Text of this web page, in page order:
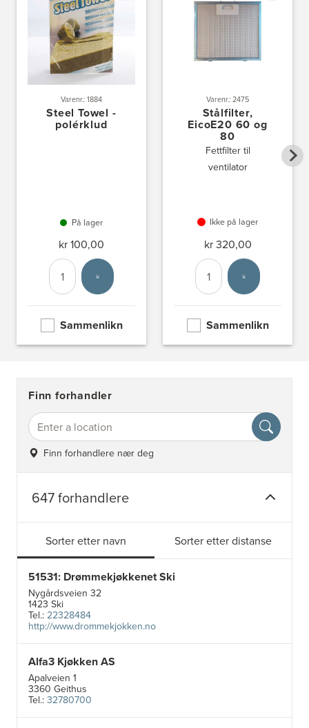
Varenr.: 1884
Steel Towel -
polérklud
På lager
kr 100,00
Antall
Velg enhet
Sammenlikn
Varenr.: 2475
Stålfilter,
EicoE20 60 og
80
Fettfilter til
ventilator
Ikke på lager
kr 320,00
Antall
Velg enhet
Sammenlikn
Finn forhandler
Finn forhandlere nær deg
647 forhandlere
Sorter etter navn Sorter etter distanse
51531: Drømmekjøkkenet Ski
Nygårdsveien 32
1423 Ski
Tel.:22328484
http://www.drommekjokken.no
Alfa3 Kjøkken AS
Apalveien 1
3360 Geithus
Tel.:32780700